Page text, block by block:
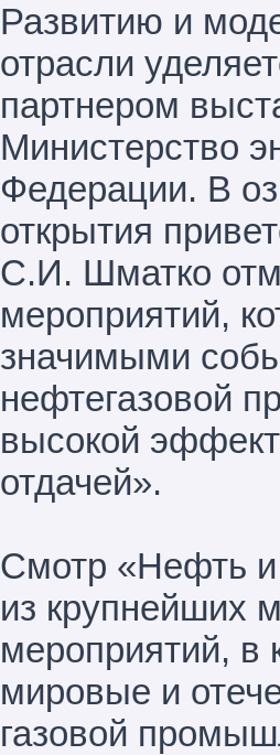
Развитию и
отрасли
партнером
Министерство
Федерации. В
открытия
С.И. Шматко
мероприятий,
значимыми
нефтегазовой
высокой
отдачей».
Смотр «Нефть и
из крупнейших
мероприятий, в
мировые и
газовой